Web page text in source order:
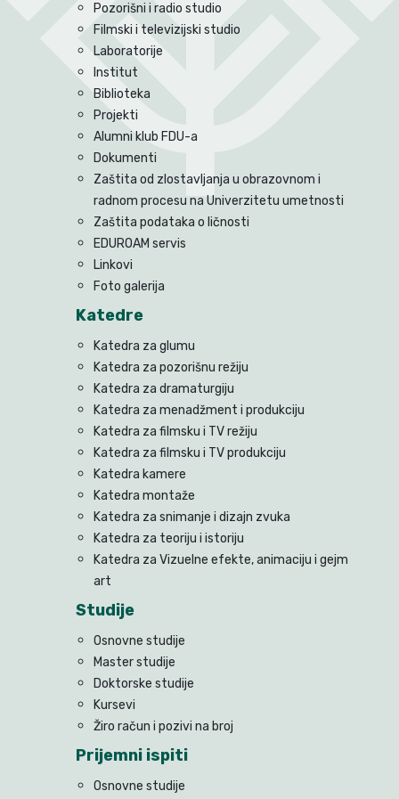
Pozorišni i radio studio
Filmski i televizijski studio
Laboratorije
Institut
Biblioteka
Projekti
Alumni klub FDU-a
Dokumenti
Zaštita od zlostavljanja u obrazovnom i
radnom procesu na Univerzitetu umetnosti
Zaštita podataka o ličnosti
EDUROAM servis
Linkovi
Foto galerija
Katedre
Katedra za glumu
Katedra za pozorišnu režiju
Katedra za dramaturgiju
Katedra za menadžment i produkciju
Katedra za filmsku i TV režiju
Katedra za filmsku i TV produkciju
Katedra kamere
Katedra montaže
Katedra za snimanje i dizajn zvuka
Katedra za teoriju i istoriju
Katedra za Vizuelne efekte, animaciju i gejm
art
Studije
Osnovne studije
Master studije
Doktorske studije
Kursevi
Žiro račun i pozivi na broj
Prijemni ispiti
Osnovne studije